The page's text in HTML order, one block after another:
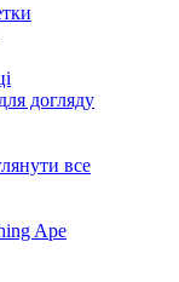
догляду
все
Ape